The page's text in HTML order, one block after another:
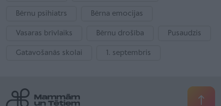
Bērnu psihiatrs Bērna emocijas
Vasaras brīvlaiks Bērnu drošība Pusaudzis
Gatavošanās skolai 1. septembris